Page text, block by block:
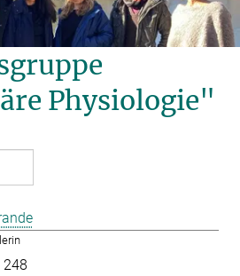
Physiologie"
248